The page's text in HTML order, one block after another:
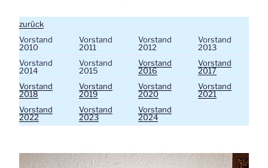
zurück
Vorstand
2010
Vorstand
2011
Vorstand
2012
Vorstand
2013
Vorstand
2014
Vorstand
2015
Vorstand
2016
Vorstand
2017
Vorstand
2018
Vorstand
2019
Vorstand
2020
Vorstand
2021
Vorstand
2022
Vorstand
2023
Vorstand
2024